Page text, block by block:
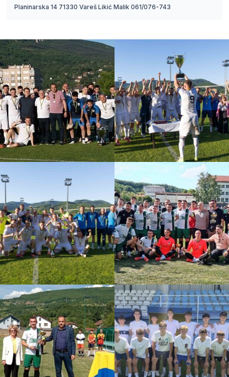
Planinarska 14 71330 Vareš Likić Malik 061/076-743